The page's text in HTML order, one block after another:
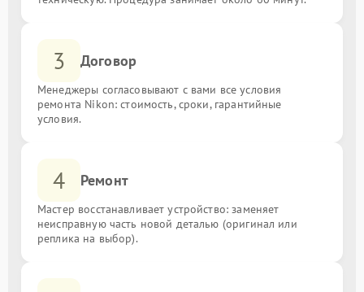
3 Договор
Менеджеры согласовывают с вами все условия
ремонта Nikon: стоимость, сроки, гарантийные
условия.
4 Ремонт
Мастер восстанавливает устройство: заменяет
неисправную часть новой деталью (оригинал или
реплика на выбор).